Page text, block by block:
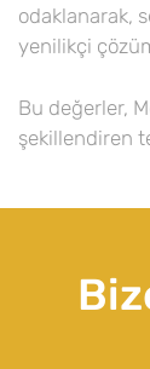
odaklanarak,
yenilikçi
Bu değerler,
şekillendiren